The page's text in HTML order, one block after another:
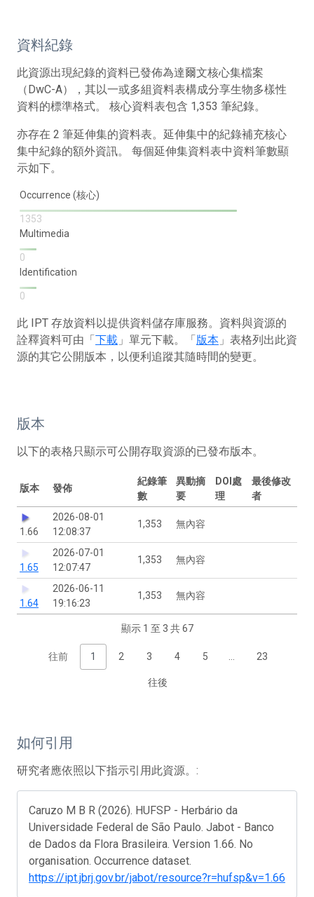
資料紀錄
此資源出現紀錄的資料已發佈為達爾文核心集檔案
（DwC-A），其以一或多組資料表構成分享生物多樣性
資料的標準格式。 核心資料表包含 1,353 筆紀錄。
亦存在 2 筆延伸集的資料表。延伸集中的紀錄補充核心
集中紀錄的額外資訊。 每個延伸集資料表中資料筆數顯
示如下。
Occurrence (核心)
1353
Multimedia
0
Identification
0
此 IPT 存放資料以提供資料儲存庫服務。資料與資源的
詮釋資料可由「下載 」單元下載。「版本 」表格列出此資
源的其它公開版本，以便利追蹤其隨時間的變更。
版本
以下的表格只顯示可公開存取資源的已發布版本。
版本 發佈
紀錄筆
數
異動摘
要
DOI處
理
最後修改
者
1.66
2026-08-01
12:08:37
1,353 無內容
1.65
2026-07-01
12:07:47
1,353 無內容
1.64
2026-06-11
19:16:23
1,353 無內容
顯示 1 至 3 共 67
往前 1 2 3 4 5 23
往後
如何引用
研究者應依照以下指示引用此資源。:
Caruzo M B R (2026). HUFSP - Herbário da
Universidade Federal de São Paulo. Jabot - Banco
de Dados da Flora Brasileira. Version 1.66. No
organisation. Occurrence dataset.
https://ipt.jbrj.gov.br/jabot/resource?r=hufsp&v=1.66